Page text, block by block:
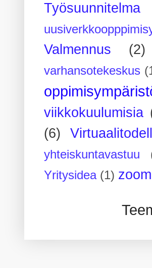
Työsuunnitelma
Valmennus (2)
varhansotekeskus
viikkokuulumisia
(6)
yhteiskuntavastuu
Yritysidea (1) zoom